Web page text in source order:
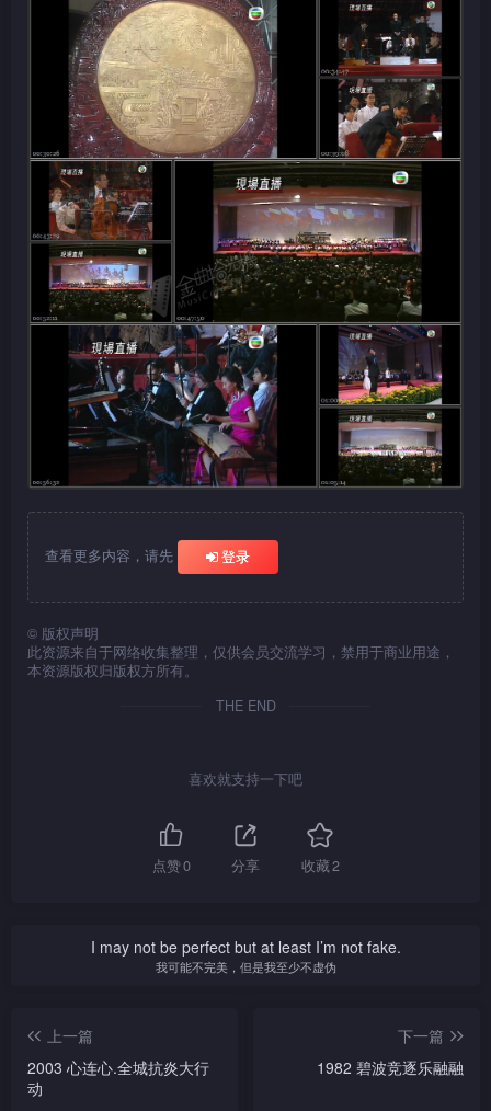
查看更多内容，请先 登录
© 版权声明
此资源来自于网络收集整理，仅供会员交流学习，禁用于商业用途，
本资源版权归版权方所有。
THE END
喜欢就支持一下吧
点赞0 分享 收藏2
I may not be perfect but at least I’m not fake.
我可能不完美，但是我至少不虚伪
上一篇
2003 心连心.全城抗炎大行
动
下一篇
1982 碧波竞逐乐融融